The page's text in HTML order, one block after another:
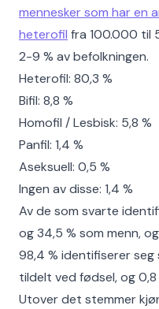
mennesker som har en
heterofil fra 100.000 til
2-9 % av befolkningen.
Heterofil: 80,3 %
Bifil: 8,8 %
Homofil / Lesbisk: 5,8 %
Panfil: 1,4 %
Aseksuell: 0,5 %
Ingen av disse: 1,4 %
Av de som svarte
og 34,5 % som menn,
98,4 % identifiserer seg
tildelt ved fødsel, og 0,8
Utover det stemmer